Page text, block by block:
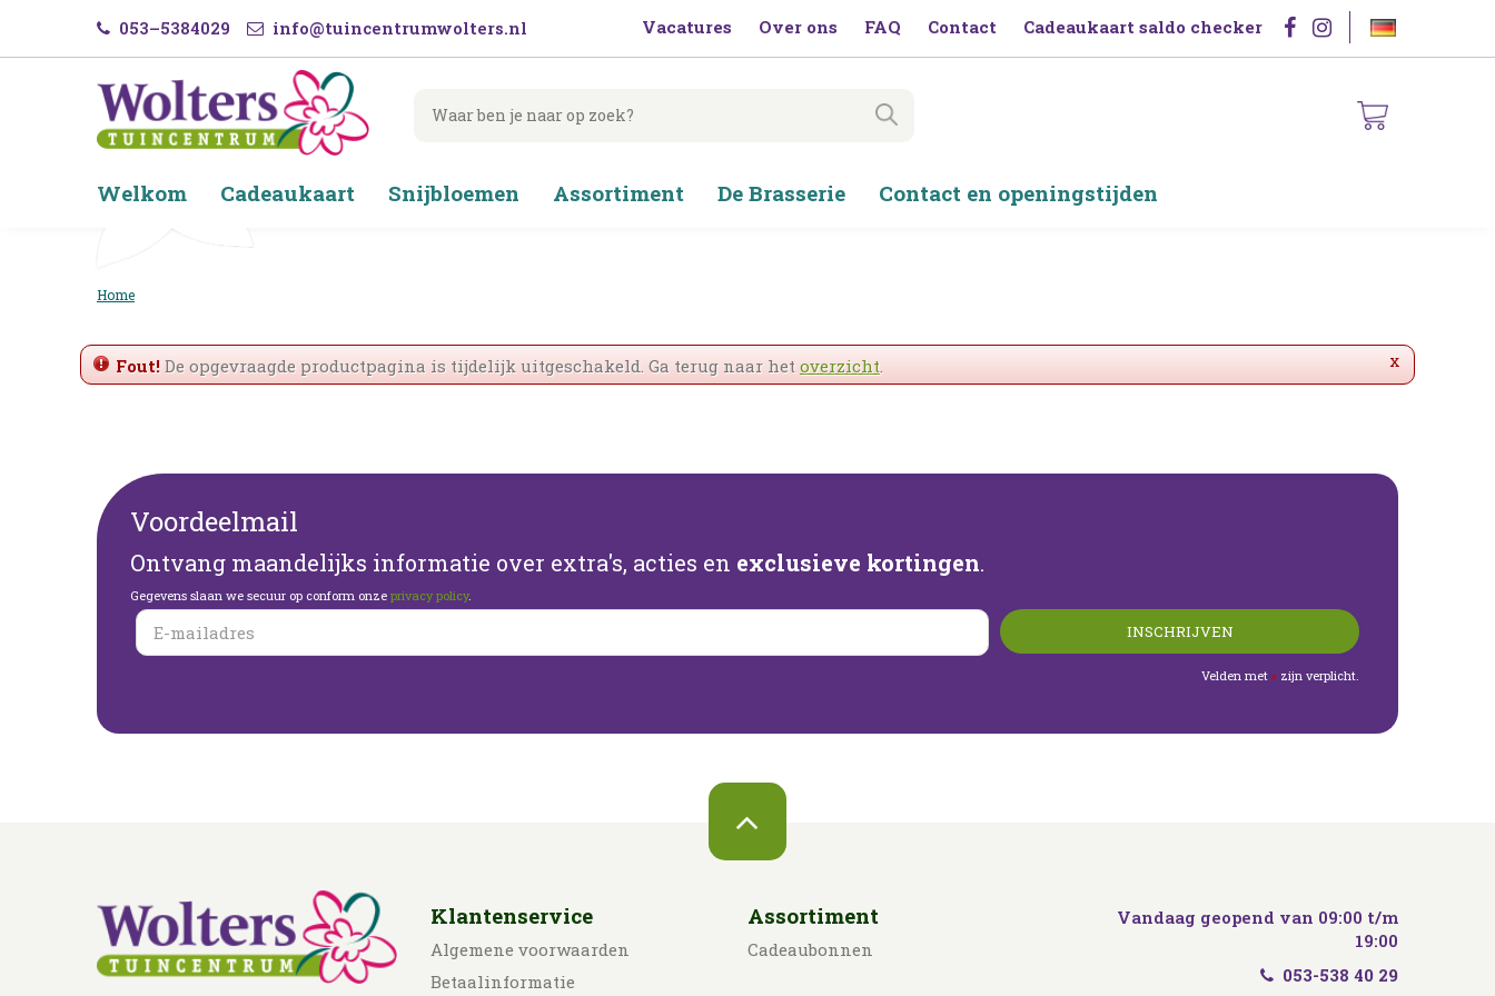
content
Home
053–5384029 info@tuincentrumwolters.nl Vacatures Over ons FAQ Contact Cadeaukaart saldo checker
Welkom Cadeaukaart Snijbloemen Assortiment De Brasserie Contact en openingstijden
x
Fout! De opgevraagde productpagina is tijdelijk uitgeschakeld. Ga terug naar het overzicht.
Voordeelmail
Ontvang maandelijks informatie over extra's, acties en exclusieve kortingen.
Gegevens slaan we secuur op conform onze privacy policy.
Velden met * zijn verplicht.
Klantenservice
Algemene voorwaarden
Betaalinformatie
Assortiment
Cadeaubonnen
Vandaag geopend van 09:00 t/m
19:00
053-538 40 29